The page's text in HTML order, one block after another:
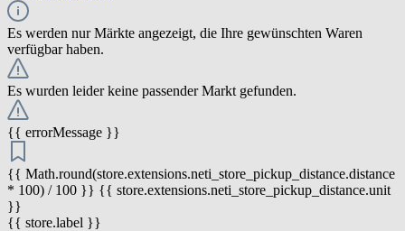
Es werden nur Märkte angezeigt, die Ihre gewünschten Waren
verfügbar haben.
Es wurden leider keine passender Markt gefunden.
{{ errorMessage }}
{{ Math.round(store.extensions.neti_store_pickup_distance.distance
* 100) / 100 }} {{ store.extensions.neti_store_pickup_distance.unit
}}
{{ store.label }}